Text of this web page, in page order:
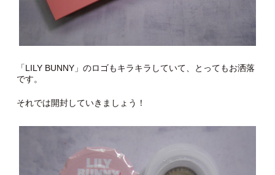
「LILY BUNNY」のロゴもキラキラしていて、とってもお洒落
です。
それでは開封していきましょう！